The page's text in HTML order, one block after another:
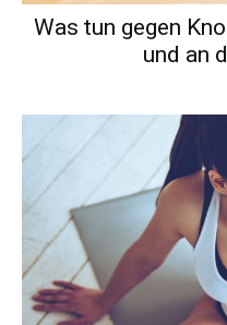
Was tun gegen
und an